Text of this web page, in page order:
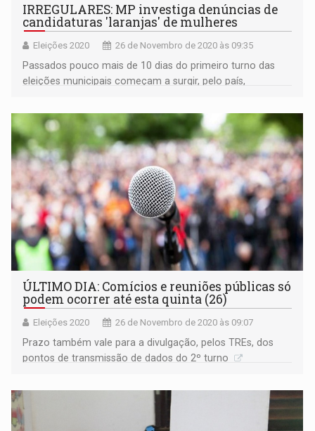
IRREGULARES: MP investiga denúncias de
candidaturas 'laranjas' de mulheres
Eleições 2020 26 de Novembro de 2020 às 09:35
Passados pouco mais de 10 dias do primeiro turno das
eleições municipais começam a surgir, pelo país,
ÚLTIMO DIA: Comícios e reuniões públicas só
podem ocorrer até esta quinta (26)
Eleições 2020 26 de Novembro de 2020 às 09:07
Prazo também vale para a divulgação, pelos TREs, dos
pontos de transmissão de dados do 2º turno